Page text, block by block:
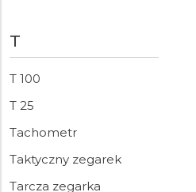
T
T 100
T 25
Tachometr
Taktyczny zegarek
Tarcza zegarka